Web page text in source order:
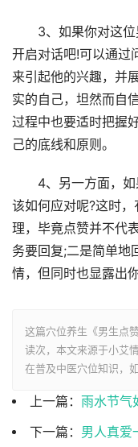
3、如果你对这位
开启对话吧!可以通过
来引起他的兴趣，并
实的自己，坦然而自
过程中也要适时把握
己的底线和原则。
4、另一方面，如
该如何应对呢?这时
理，毕竟点赞并不代
务要回复;二是简单地
情，但同时也显露出
这篇穴位养生《男生点
读次，本文来源于小艾
在普及中医穴位知识，
上一篇： 雨水节气
下一篇： 男人真爱